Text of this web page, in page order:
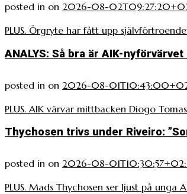
posted in on 2026-08-
PLUS. Örgryte har fått upp
ANALYS: Så bra är AIK-nyförvärvet
posted in on 2026-08-
PLUS. AIK värvar mittbacken Diogo
Thychosen trivs under Riveiro:
posted in on 2026-08-
PLUS. Mads Thychosen ser ljust på unga